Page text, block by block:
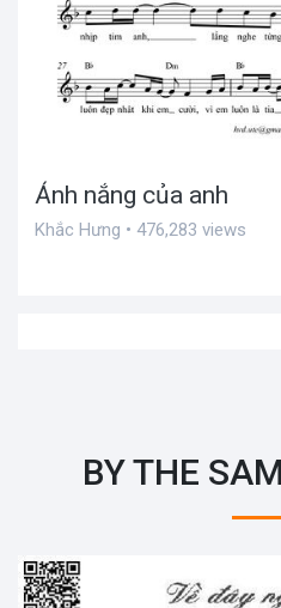
Ánh nắng của anh
Khắc Hưng • 476,283 views
BY THE